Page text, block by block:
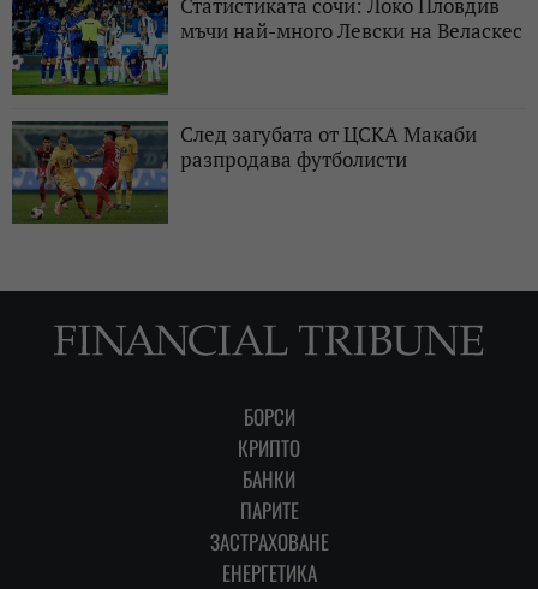
мъчи най-много Левски на Веласкес
След загубата от ЦСКА Макаби
разпродава футболисти
БОРСИ
КРИПТО
БАНКИ
ПАРИТЕ
ЗАСТРАХОВАНЕ
ЕНЕРГЕТИКА